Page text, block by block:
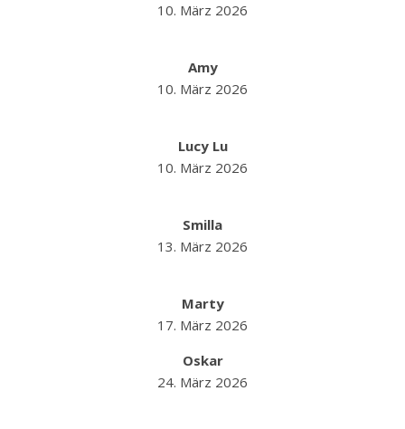
10. März 2026
Amy
10. März 2026
Lucy Lu
10. März 2026
Smilla
13. März 2026
Marty
17. März 2026
Oskar
24. März 2026